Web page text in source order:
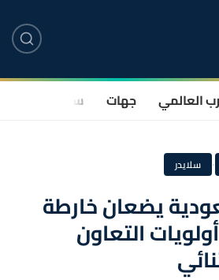
العالمي جهات سياسة
· سلايدر
يضعان خارطة
التعاون